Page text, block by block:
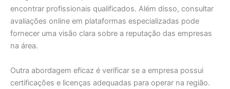
encontrar profissionais qualificados. Além disso, consultar
avaliações online em plataformas especializadas pode
fornecer uma visão clara sobre a reputação das empresas
na área.
Outra abordagem eficaz é verificar se a empresa possui
certificações e licenças adequadas para operar na região.